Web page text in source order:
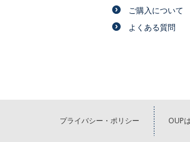
ご購入について
よくある質問
プライバシー・ポリシー OUP